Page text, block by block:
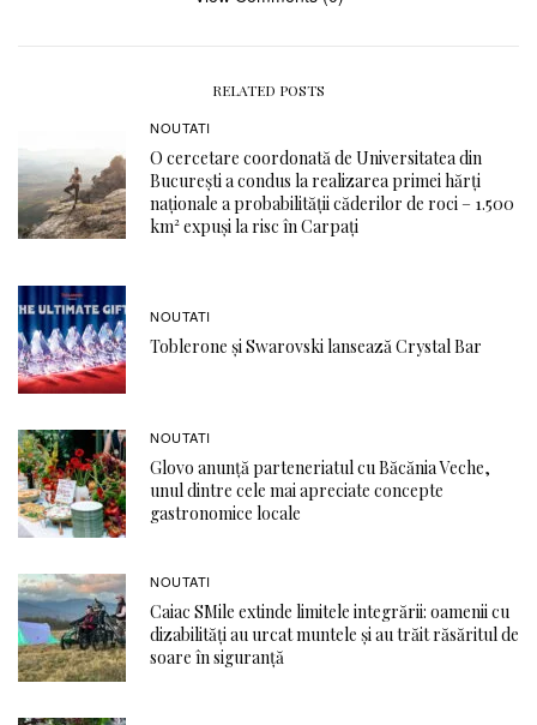
RELATED POSTS
NOUTATI
O cercetare coordonată de Universitatea din
București a condus la realizarea primei hărți
naționale a probabilității căderilor de roci – 1.500
km² expuși la risc în Carpați
NOUTATI
Toblerone și Swarovski lansează Crystal Bar
NOUTATI
Glovo anunță parteneriatul cu Băcănia Veche,
unul dintre cele mai apreciate concepte
gastronomice locale
NOUTATI
Caiac SMile extinde limitele integrării: oamenii cu
dizabilități au urcat muntele și au trăit răsăritul de
soare în siguranță